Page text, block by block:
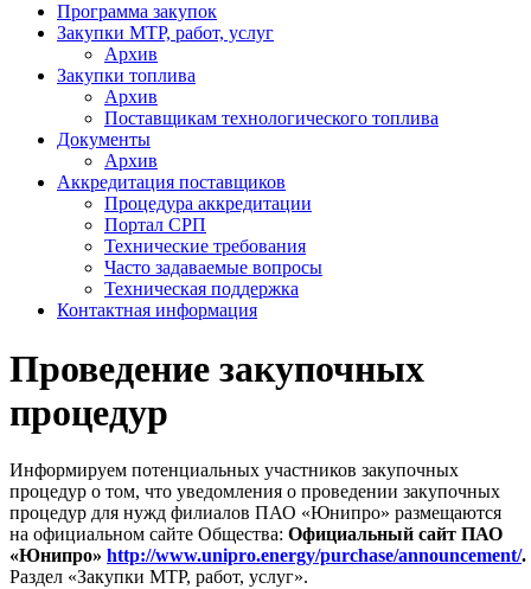
Программа закупок
Закупки МТР, работ, услуг
Архив
Закупки топлива
Архив
Поставщикам технологического топлива
Документы
Архив
Аккредитация поставщиков
Процедура аккредитации
Портал СРП
Технические требования
Часто задаваемые вопросы
Техническая поддержка
Контактная информация
Проведение закупочных
процедур
Информируем потенциальных участников закупочных
процедур о том, что уведомления о проведении закупочных
процедур для нужд филиалов ПАО «Юнипро» размещаются
на официальном сайте Общества: Официальный сайт ПАО
«Юнипро» http://www.unipro.energy/purchase/announcement/.
Раздел «Закупки МТР, работ, услуг».